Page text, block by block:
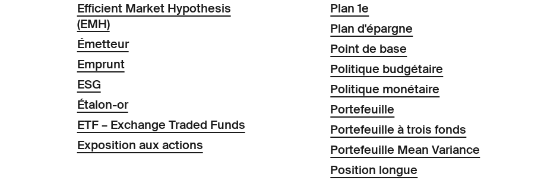
Efficient Market Hypothesis
(EMH)
Émetteur
Emprunt
ESG
Étalon-or
ETF – Exchange Traded Funds
Exposition aux actions
Plan 1e
Plan d'épargne
Point de base
Politique budgétaire
Politique monétaire
Portefeuille
Portefeuille à trois fonds
Portefeuille Mean Variance
Position longue